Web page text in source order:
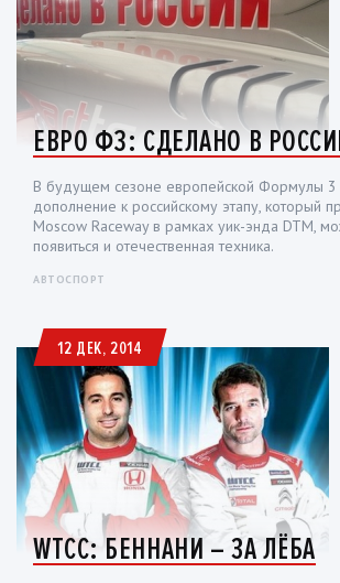
ЕВРО Ф3: СДЕЛАНО В
В будущем сезоне европейской Формулы 3
дополнение к российскому этапу, который
Moscow Raceway в рамках уик-энда DTM,
появиться и отечественная техника.
АВТОСПОРТ
12 ДЕК, 2014
WTCC: БЕННАНИ – ЗА ЛЁБА